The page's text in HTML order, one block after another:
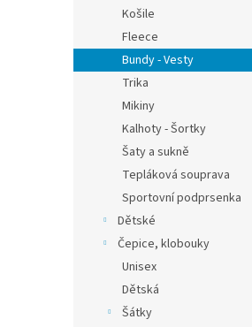
l
Košile
Fleece
Bundy - Vesty
Trika
Mikiny
Kalhoty - Šortky
Šaty a sukně
Tepláková souprava
Sportovní podprsenka
Dětské
Čepice, klobouky
Unisex
Dětská
Šátky